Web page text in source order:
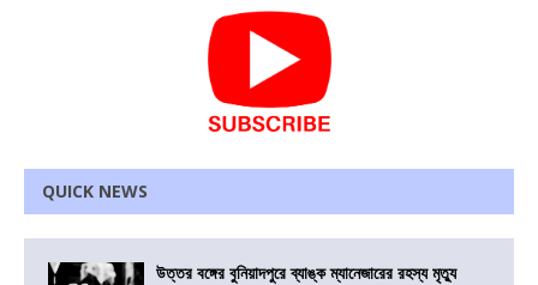
QUICK NEWS
উত্তর বঙ্গের বুনিয়াদপুরে ব্যাঙ্ক ম্যানেজারের রহস্য মৃত্যু